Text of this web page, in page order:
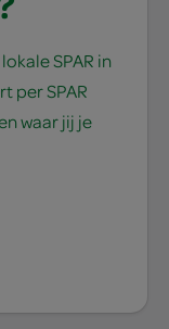
SPAR in
per SPAR
waar jij je